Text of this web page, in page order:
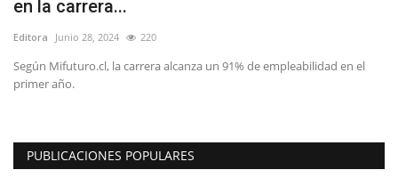
Espectáculos
en la carrera...
Editora Junio 28, 2024 220
Según Mifuturo.cl, la carrera alcanza un 91% de empleabilidad en el
primer año.
PUBLICACIONES POPULARES